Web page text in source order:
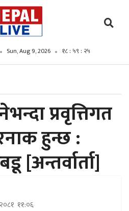
Sun, Aug 9, 2026 १८ : ५९ : २७
प्रवृत्तिगत
हुन्छ :
[अन्तर्वार्ता]
११:०६